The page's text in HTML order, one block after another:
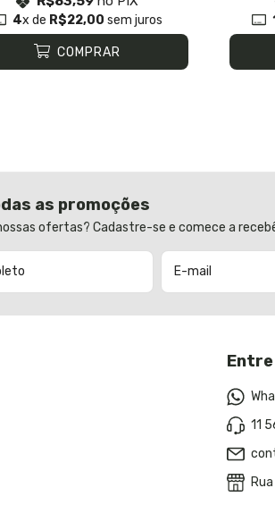
4x de R$22,00 sem juros
COMPRAR
as promoções
ofertas? Cadastre-se e comece a
11